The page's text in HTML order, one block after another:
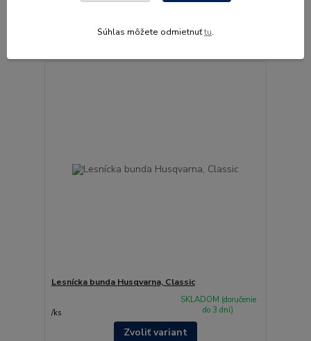
Zvoliť variant
Lesnícka bunda Husqvarna, Classic
/ks
SKLADOM (doručenie
do 3 dní)
Zvoliť variant
Súhlas môžete odmietnuťtu.